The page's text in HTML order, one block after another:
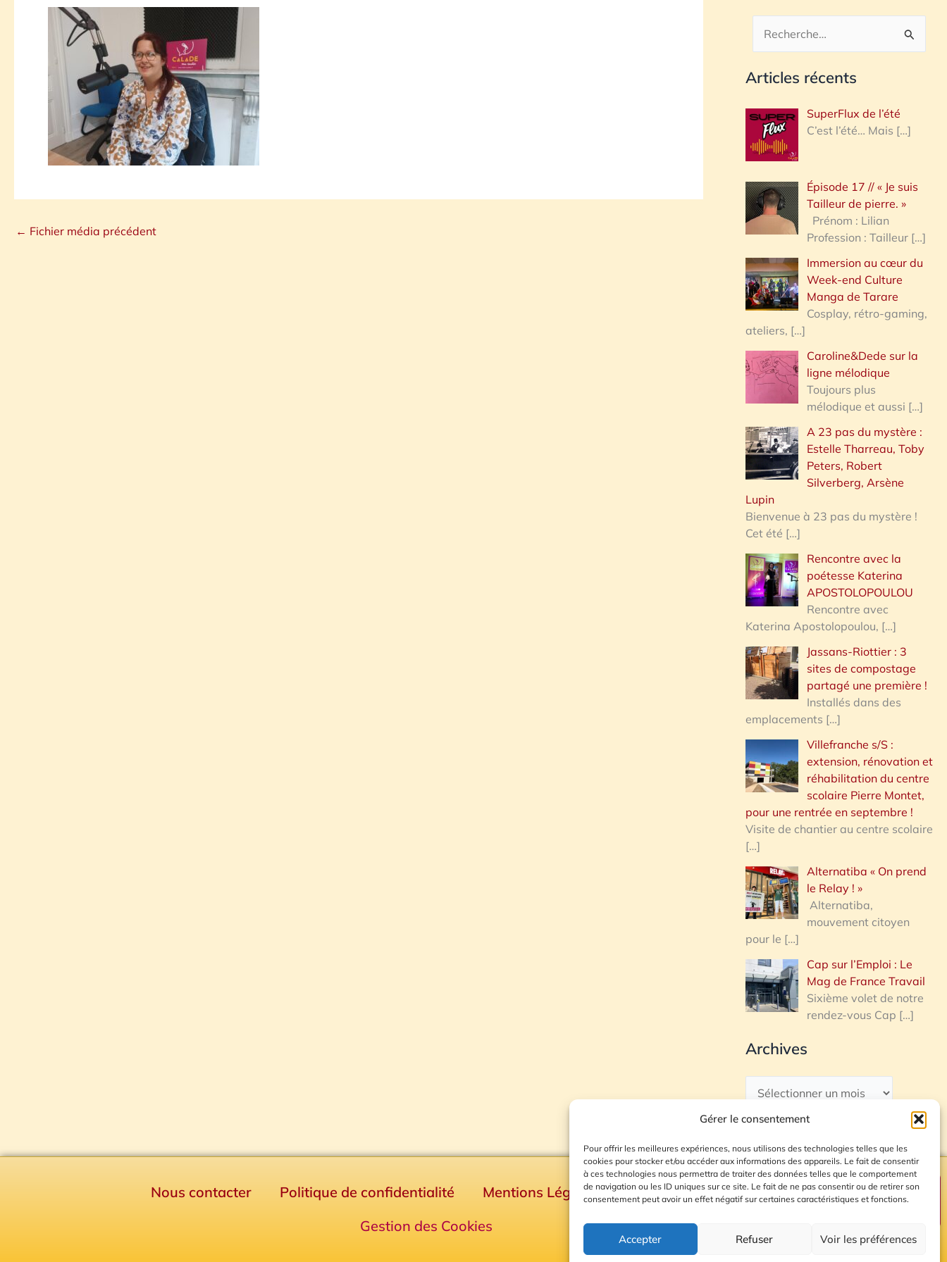
Gérer le consentement
Pour offrir les meilleures expériences, nous utilisons des technologies telles que les
cookies pour stocker et/ou accéder aux informations des appareils. Le fait de consentir
à ces technologies nous permettra de traiter des données telles que le comportement
de navigation ou les ID uniques sur ce site. Le fait de ne pas consentir ou de retirer son
consentement peut avoir un effet négatif sur certaines caractéristiques et fonctions.
Accepter Refuser Voir les préférences
← Fichier média précédent
c
h
r
h
e
:
Articles récents
SuperFlux de l’été
C’est l’été… Mais […]
Épisode 17 // « Je suis
Tailleur de pierre. »
Prénom : Lilian
Profession : Tailleur […]
Immersion au cœur du
Week-end Culture
Manga de Tarare
Cosplay, rétro-gaming,
ateliers, […]
Caroline&Dede sur la
ligne mélodique
Toujours plus
mélodique et aussi […]
A 23 pas du mystère :
Estelle Tharreau, Toby
Peters, Robert
Silverberg, Arsène
Lupin
Bienvenue à 23 pas du mystère !
Cet été […]
Rencontre avec la
poétesse Katerina
APOSTOLOPOULOU
Rencontre avec
Katerina Apostolopoulou, […]
Jassans-Riottier : 3
sites de compostage
partagé une première !
Installés dans des
emplacements […]
Villefranche s/S :
extension, rénovation et
réhabilitation du centre
scolaire Pierre Montet,
pour une rentrée en septembre !
Visite de chantier au centre scolaire
[…]
Alternatiba « On prend
le Relay ! »
Alternatiba,
mouvement citoyen
pour le […]
Cap sur l’Emploi : Le
Mag de France Travail
Sixième volet de notre
rendez-vous Cap […]
Archives
Nous contacter Politique de confidentialité Mentions Légales
Plan du site
Gestion des Cookies